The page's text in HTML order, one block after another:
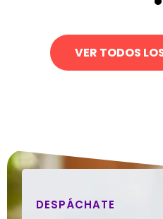
VER TODOS
DESPÁCHATE